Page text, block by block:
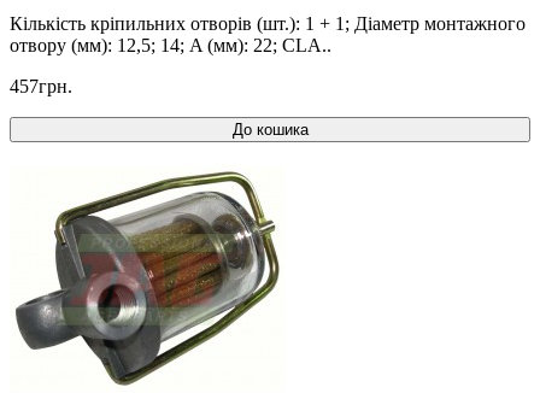
Кількість кріпильних отворів (шт.): 1 + 1; Діаметр монтажного
отвору (мм): 12,5; 14; A (мм): 22; CLA..
457грн.
До кошика